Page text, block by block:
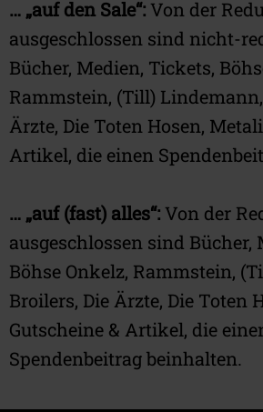
… „auf den Sale“: Von der
ausgeschlossen sind nicht-
Bücher, Medien, Tickets,
Rammstein, (Till)
Ärzte, Die Toten Hosen,
Artikel, die einen
… „auf (fast) alles“: Von der
ausgeschlossen sind Bücher,
Böhse Onkelz, Rammstein,
Broilers, Die Ärzte, Die Toten
Gutscheine & Artikel, die
Spendenbeitrag beinhalten.